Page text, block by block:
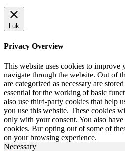
Luk
Privacy Overview
This website uses cookies to improve
navigate through the website. Out of
are categorized as necessary are
essential for the working of basic
also use third-party cookies that help
you use this website. These cookies
only with your consent. You also
cookies. But opting out of some of
on your browsing experience.
Necessary